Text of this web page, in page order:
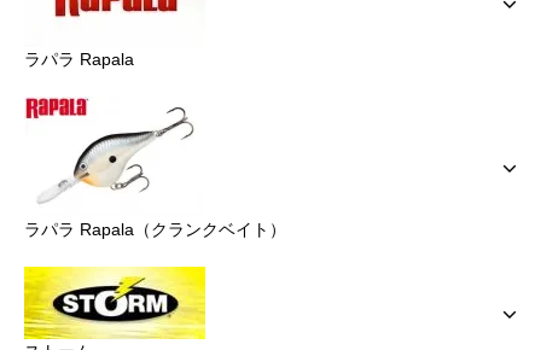
ラパラ Rapala
ラパラ Rapala（クランクベイト）